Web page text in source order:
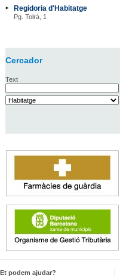
Regidoria d'Habitatge
Pg. Tolrà, 1
Cercador
Text
Et podem ajudar?